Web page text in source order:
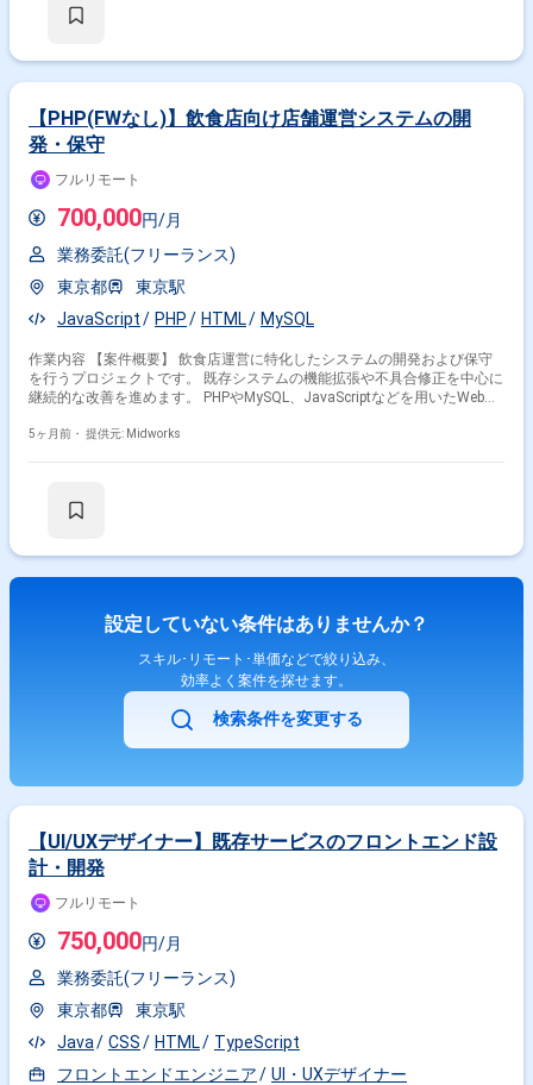
【PHP(FWなし)】飲食店向け店舗運営システムの開
発・保守
フルリモート
700,000円/月
業務委託(フリーランス)
東京都
東京駅
JavaScript
PHP HTML MySQL
作業内容 【案件概要】 飲食店運営に特化したシステムの開発および保守
を行うプロジェクトです。 既存システムの機能拡張や不具合修正を中心に
継続的な改善を進めます。 PHPやMySQL、JavaScriptなどを用いたWebシ
件です。 【作業内容】 ・PHP、HTML、MySQL、JavaScriptを用いた機能
5ヶ月前・ 提供元: Midworks
設定していない条件はありませんか？
スキル･リモート･単価などで絞り込み、
効率よく案件を探せます。
検索条件を変更する
【UI/UXデザイナー】既存サービスのフロントエンド設
計・開発
フルリモート
750,000円/月
業務委託(フリーランス)
東京都
東京駅
Java
CSS HTML
TypeScript
フロントエンドエンジニア
UI・UXデザイナー